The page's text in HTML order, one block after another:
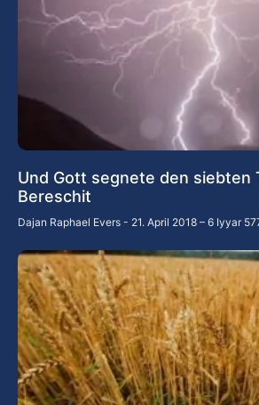
Und Gott segnete den siebten
Bereschit
Dajan Raphael Evers 21. April 2018 – 6 Iyyar